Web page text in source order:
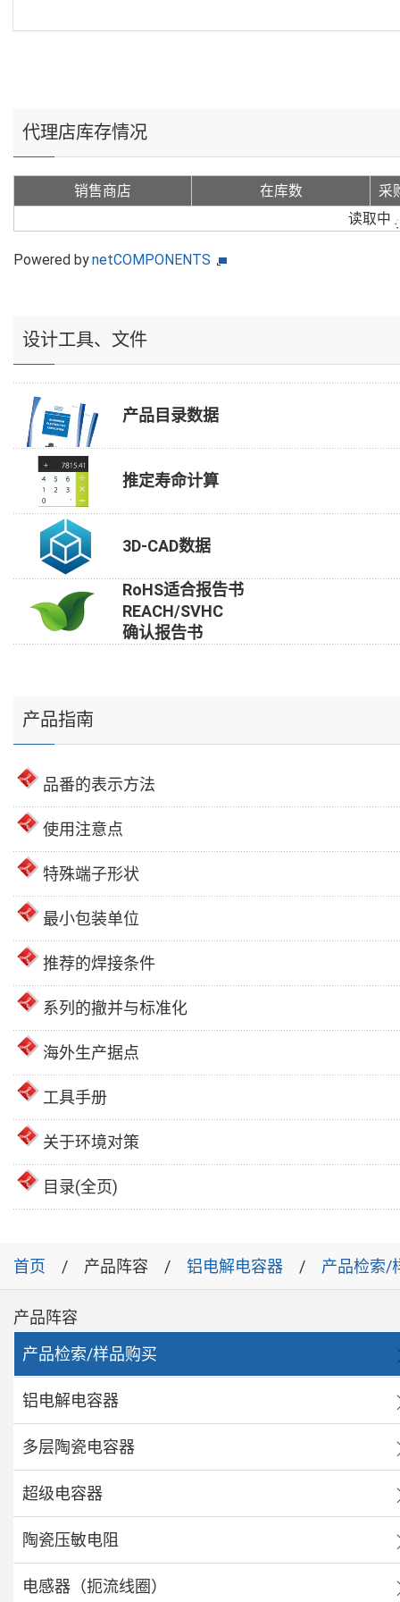
代理店库存情况
销售商店 在库数
采
读取中
Powered bynetCOMPONENTS
设计工具、文件
产品目录数据
推定寿命计算
3D-CAD数据
RoHS适合报告书
REACH/SVHC
确认报告书
产品指南
品番的表示方法
使用注意点
特殊端子形状
最小包装单位
推荐的焊接条件
系列的撤并与标准化
海外生产据点
工具手册
关于环境对策
目录(全页)
首页 产品阵容 铝电解电容器 产品检索/
产品阵容
产品检索/样品购买
铝电解电容器
多层陶瓷电容器
超级电容器
陶瓷压敏电阻
电感器（扼流线圈）